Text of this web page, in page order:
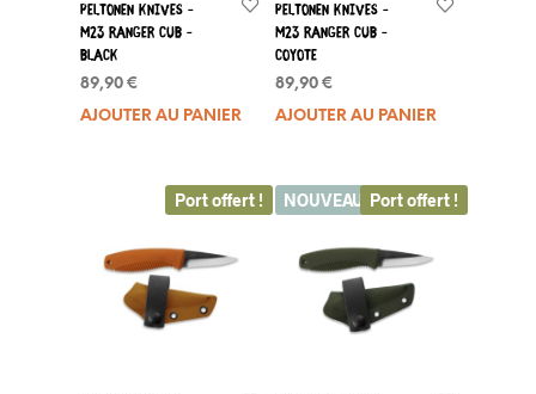
Peltonen Knives –
M23 Ranger Cub –
Black
89,90€
AJOUTER AU PANIER
Peltonen Knives –
M23 Ranger Cub –
Coyote
89,90€
AJOUTER AU PANIER
Port offert ! NOUVEAU Port offert !